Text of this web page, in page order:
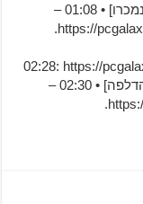
[הכתבה על Watchdogs – 4 מיליון עותקים נמכרו] • 01:08 –
01:48: https://pcgalaxy.co.il/watch-dogs-sold-4m-copies.
02:28: https://
ed. [הכתבה על הקדימון ל-Project Beast, הדלפה] • 02:30 –